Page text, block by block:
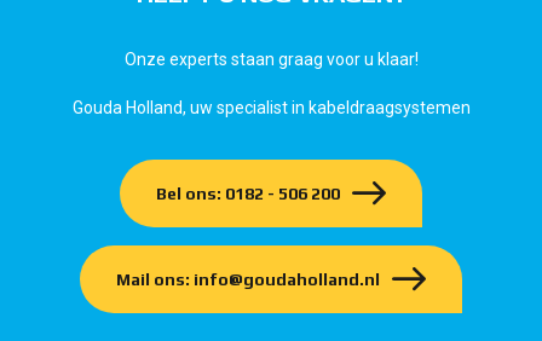
Onze experts staan graag voor u klaar!
Gouda Holland, uw specialist in kabeldraagsystemen
Bel ons: 0182 - 506 200
Mail ons: info@goudaholland.nl